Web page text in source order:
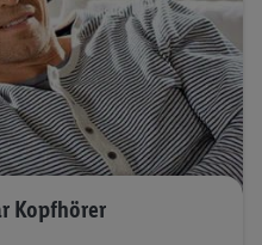
Kopfhörer